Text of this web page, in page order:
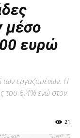
μέσο
ευρώ
των εργαζομένων. Η
του 6,4% ενώ στον
21